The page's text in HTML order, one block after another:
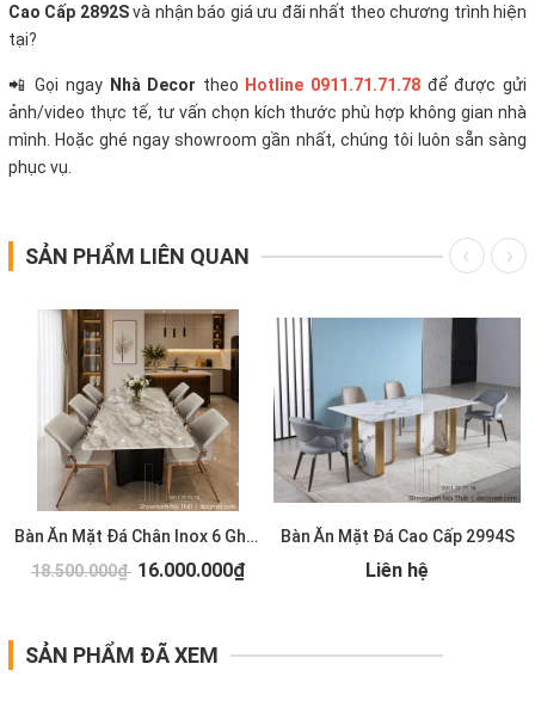
Cao Cấp 2892Svà nhận báo giá ưu đãi nhất theo chương trình hiện
tại?
📲 Gọi ngay Nhà Decor theo Hotline 0911.71.71.78 để được gửi
ảnh/video thực tế, tư vấn chọn kích thước phù hợp không gian nhà
mình. Hoặc ghé ngay showroom gần nhất, chúng tôi luôn sẵn sàng
phục vụ.
SẢN PHẨM LIÊN QUAN
Bàn Ăn Mặt Đá Chân Inox 6 Ghế 2993S
18.500.000₫ 16.000.000₫
Bàn Ăn Mặt Đá Cao Cấp 2994S
Liên hệ
SẢN PHẨM ĐÃ XEM